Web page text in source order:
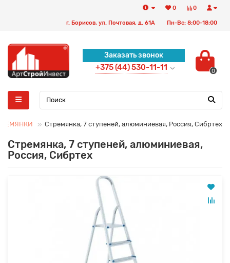
0
0
г. Борисов, ул. Почтовая, д. 61А Пн-Вс: 8:00-18:00
Заказать звонок
+375 (44) 530-11-11 0
Стремянка, 7 ступеней, алюминиевая, Россия, Сибртех
Стремянка, 7 ступеней, алюминиевая,
Россия, Сибртех